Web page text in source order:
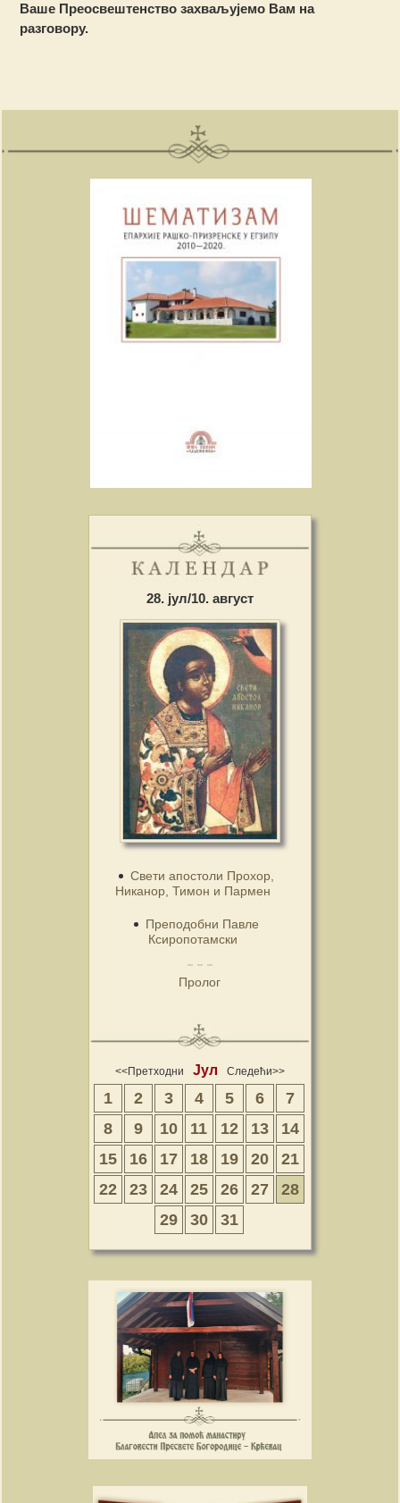
Ваше Преосвештенство захваљујемо Вам на
разговору.
28. јул/10. август
Свети апостоли Прохор,
Никанор, Тимон и Пармен
Преподобни Павле
Ксиропотамски
Пролог
<<Претходни Јул Следећи>>
1 2 3 4 5 6
7
8
9 10 11 12 13
14
15
16 17 18 19 20
21
22
23 24 25 26 27
28
29
30 31